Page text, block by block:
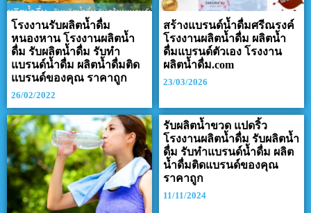
โรงงานรับผลิตน้ำดื่ม
หนองหาน โรงงานผลิตน้ำ
ดื่ม รับผลิตน้ำดื่ม รับทำ
แบรนด์น้ำดื่ม ผลิตน้ำดื่มติด
แบรนด์ของคุณ ราคาถูก
26/02/2022
สร้างแบรนด์น้ำดื่มศรีณรงค์
โรงงานผลิตน้ำดื่ม ผลิตน้ำ
ดื่มแบรนด์ตัวเอง โรงงาน
ผลิตน้ำดื่ม.com
23/03/2026
รับผลิตน้ำขวด แปดริ้ว
โรงงานผลิตน้ำดื่ม รับผลิตน้ำ
ดื่ม รับทำแบรนด์น้ำดื่ม ผลิต
น้ำดื่มติดแบรนด์ของคุณ
ราคาถูก
11/11/2024